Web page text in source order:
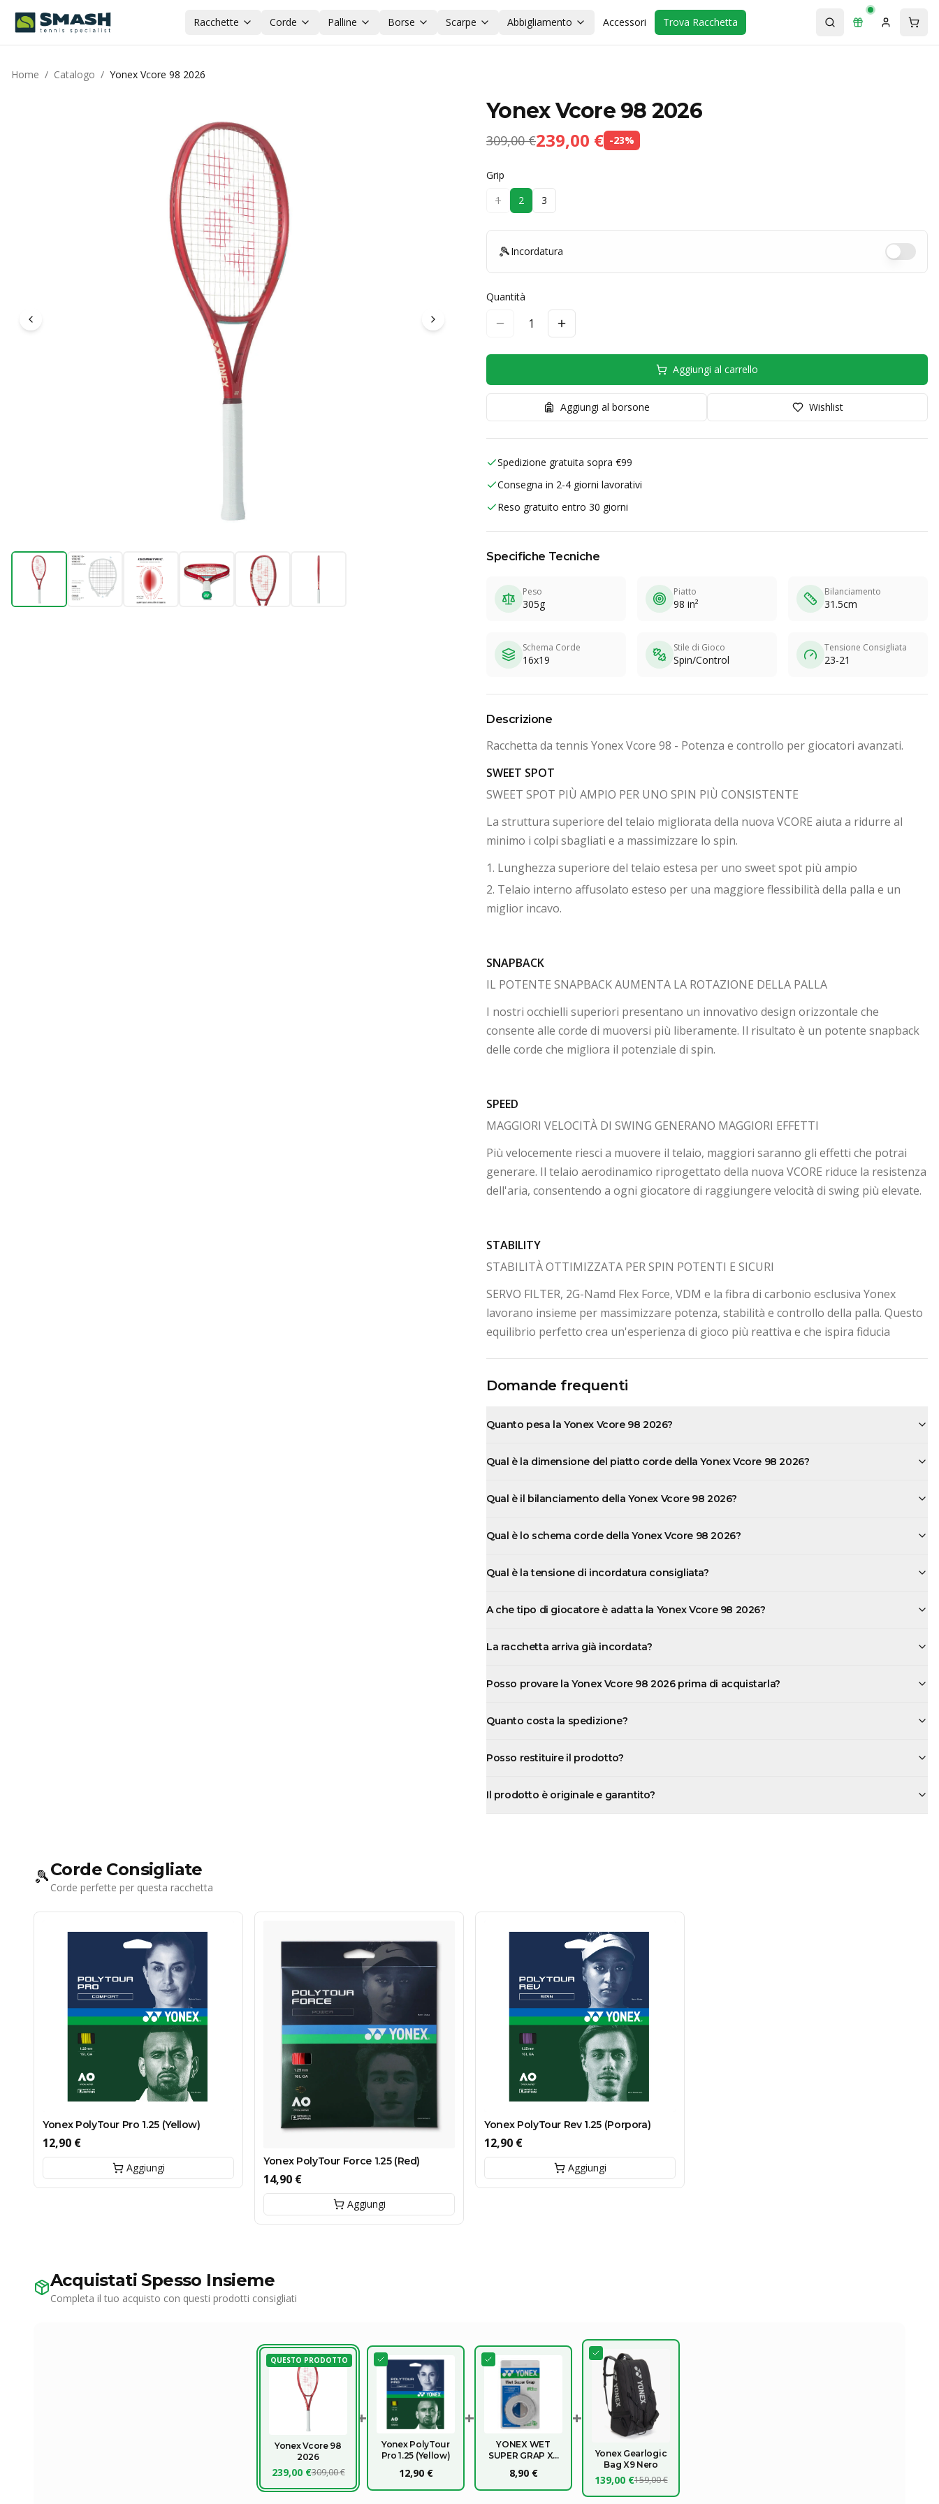
Racchette Corde Palline Borse Scarpe Abbigliamento Accessori Trova Racchetta
Home / Catalogo / Yonex Vcore 98 2026
Yonex Vcore 98 2026
309,00 €239,00 € -23%
Grip
1
2 3
🎾Incordatura
Quantità
1
Aggiungi al carrello
Aggiungi al borsone Wishlist
Spedizione gratuita sopra €99
Consegna in 2-4 giorni lavorativi
Reso gratuito entro 30 giorni
Specifiche Tecniche
Peso
305g
Piatto
98 in²
Bilanciamento
31.5cm
Schema Corde
16x19
Stile di Gioco
Spin/Control
Tensione Consigliata
23-21
Descrizione
Racchetta da tennis Yonex Vcore 98 - Potenza e controllo per giocatori avanzati.
SWEET SPOT
SWEET SPOT PIÙ AMPIO PER UNO SPIN PIÙ CONSISTENTE
La struttura superiore del telaio migliorata della nuova VCORE aiuta a ridurre al
minimo i colpi sbagliati e a massimizzare lo spin.
1. Lunghezza superiore del telaio estesa per uno sweet spot più ampio
2. Telaio interno affusolato esteso per una maggiore flessibilità della palla e un
miglior incavo.
SNAPBACK
IL POTENTE SNAPBACK AUMENTA LA ROTAZIONE DELLA PALLA
I nostri occhielli superiori presentano un innovativo design orizzontale che
consente alle corde di muoversi più liberamente. Il risultato è un potente snapback
delle corde che migliora il potenziale di spin.
SPEED
MAGGIORI VELOCITÀ DI SWING GENERANO MAGGIORI EFFETTI
Più velocemente riesci a muovere il telaio, maggiori saranno gli effetti che potrai
generare. Il telaio aerodinamico riprogettato della nuova VCORE riduce la resistenza
dell'aria, consentendo a ogni giocatore di raggiungere velocità di swing più elevate.
STABILITY
STABILITÀ OTTIMIZZATA PER SPIN POTENTI E SICURI
SERVO FILTER, 2G-Namd Flex Force, VDM e la fibra di carbonio esclusiva Yonex
lavorano insieme per massimizzare potenza, stabilità e controllo della palla. Questo
equilibrio perfetto crea un'esperienza di gioco più reattiva e che ispira fiducia
Domande frequenti
Quanto pesa la Yonex Vcore 98 2026?
Qual è la dimensione del piatto corde della Yonex Vcore 98 2026?
Qual è il bilanciamento della Yonex Vcore 98 2026?
Qual è lo schema corde della Yonex Vcore 98 2026?
Qual è la tensione di incordatura consigliata?
A che tipo di giocatore è adatta la Yonex Vcore 98 2026?
La racchetta arriva già incordata?
Posso provare la Yonex Vcore 98 2026 prima di acquistarla?
Quanto costa la spedizione?
Posso restituire il prodotto?
Il prodotto è originale e garantito?
🎾Corde Consigliate
Corde perfette per questa racchetta
Yonex PolyTour Pro 1.25 (Yellow)
12,90 €
Aggiungi Yonex PolyTour Force 1.25 (Red)
14,90 €
Aggiungi
Yonex PolyTour Rev 1.25 (Porpora)
12,90 €
Aggiungi
Acquistati Spesso Insieme
Completa il tuo acquisto con questi prodotti consigliati
QUESTO PRODOTTO
Yonex Vcore 98
2026
239,00 €309,00 €
+
Yonex PolyTour
Pro 1.25 (Yellow)
12,90 €
+
YONEX WET
SUPER GRAP X3
8,90 €
+
Yonex Gearlogic
Bag X9 Nero
139,00 €159,00 €